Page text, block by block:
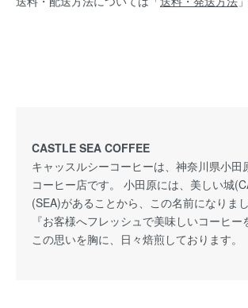
CASTLE SEA COFFEE
キャッスルシーコーヒーは、神奈川県小田
コーヒー店です。 小田原には、美しい城
(SEA)があることから、この名前になりまし
『お客様へフレッシュで美味しいコーヒー
この思いを胸に、日々焙煎しております。